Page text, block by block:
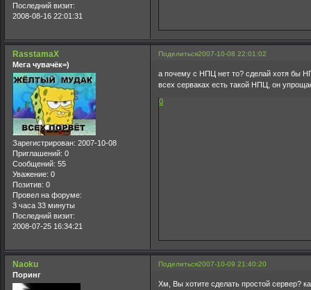
Последний визит:
2008-08-16 22:01:31
Поделиться2007-10-08 22:01:02
RasstamaX
Мега чувачёк=)
Зарегистрирован: 2007-10-08
Приглашений: 0
Сообщений: 55
Уважение: 0
Позитив: 0
Провел на форуме:
3 часа 33 минуты
Последний визит:
2008-07-25 16:34:21
а почему с НПЦ нет то? сделай хотя бы
всех серваках есть такой НПЦ, он
0
Поделиться2007-10-09 21:40:20
Naoku
Поринг
Хм, Вы хотите сделать простой сервер?